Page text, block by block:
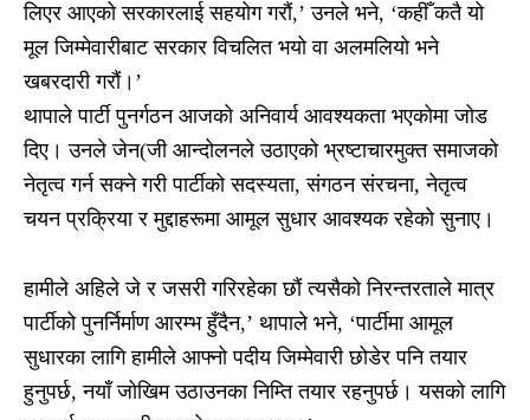
लिएर आएको सरकारलाई सहयोग गरौं,’ उनले भने, ‘कहीँ कतै यो
मूल जिम्मेवारीबाट सरकार विचलित भयो वा अलमलियो भने
खबरदारी गरौं।’
थापाले पार्टी पुनर्गठन आजको अनिवार्य आवश्यकता भएकोमा जोड
दिए। उनले जेन(जी आन्दोलनले उठाएको भ्रष्टाचारमुक्त समाजको
नेतृत्व गर्न सक्ने गरी पार्टीको सदस्यता, संगठन संरचना, नेतृत्व
चयन प्रक्रिया र मुद्दाहरूमा आमूल सुधार आवश्यक रहेको सुनाए।
हामीले अहिले जे र जसरी गरिरहेका छौं त्यसैको निरन्तरताले मात्र
पार्टीको पुनर्निर्माण आरम्भ हुँदैन,’ थापाले भने, ‘पार्टीमा आमूल
सुधारका लागि हामीले आफ्नो पदीय जिम्मेवारी छोडेर पनि तयार
हुनुपर्छ, नयाँ जोखिम उठाउनका निम्ति तयार रहनुपर्छ। यसको लागि